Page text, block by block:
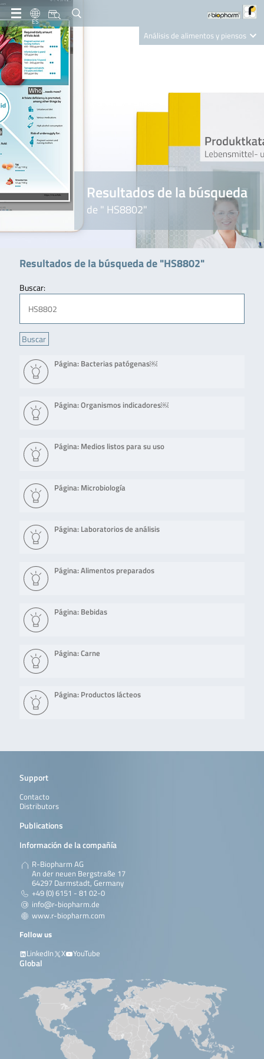
ES
Análisis de alimentos y piensos
Nutrition Care
Resultados de la búsqueda
de " HS8802"
Resultados de la búsqueda de "HS8802"
Buscar:
Página: Bacterias patógenas￼
Página: Organismos indicadores￼
Página: Medios listos para su uso
Página: Microbiología
Página: Laboratorios de análisis
Página: Alimentos preparados
Página: Bebidas
Página: Carne
Página: Productos lácteos
Support
Contacto
Distributors
Publications
Información de la compañía
R-Biopharm AG
An der neuen Bergstraße 17
64297 Darmstadt, Germany
+49 (0) 6151 - 81 02-0
info@r-biopharm.de
www.r-biopharm.com
Follow us
LinkedIn
X YouTube
Global